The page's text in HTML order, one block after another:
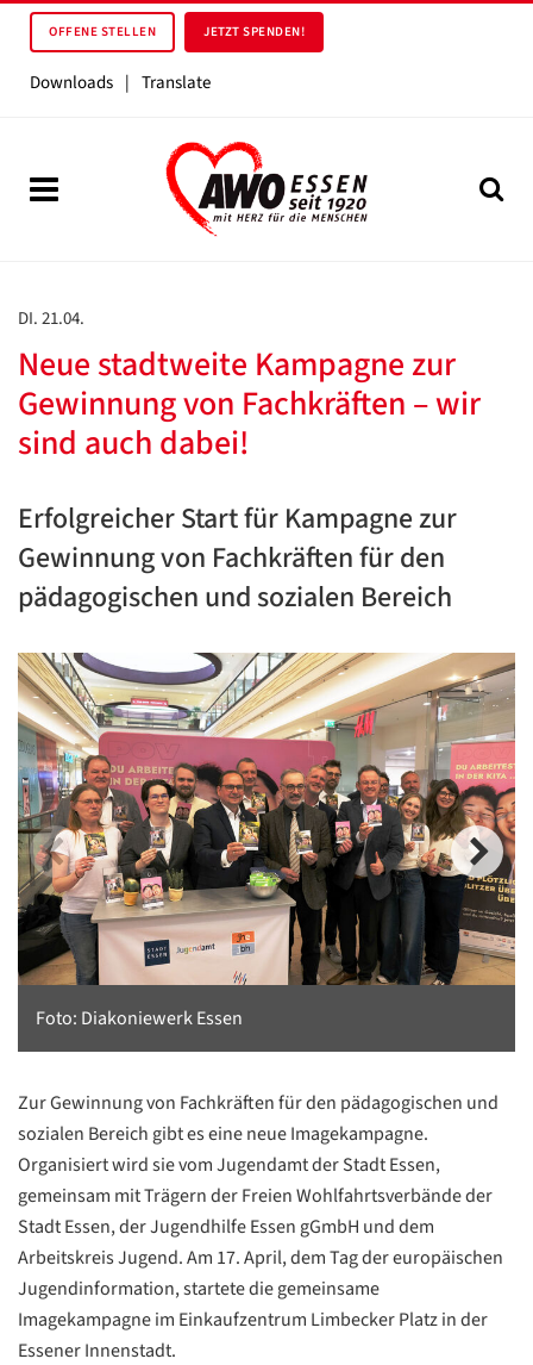
OFFENE STELLEN JETZT SPENDEN!
Downloads | Translate
DI. 21.04.
Neue stadtweite Kampagne zur
Gewinnung von Fachkräften – wir
sind auch dabei!
Erfolgreicher Start für Kampagne zur
Gewinnung von Fachkräften für den
pädagogischen und sozialen Bereich
Foto: Diakoniewerk Essen
Zur Gewinnung von Fachkräften für den pädagogischen und
sozialen Bereich gibt es eine neue Imagekampagne.
Organisiert wird sie vom Jugendamt der Stadt Essen,
gemeinsam mit Trägern der Freien Wohlfahrtsverbände der
Stadt Essen, der Jugendhilfe Essen gGmbH und dem
Arbeitskreis Jugend. Am 17. April, dem Tag der europäischen
Jugendinformation, startete die gemeinsame
Imagekampagne im Einkaufzentrum Limbecker Platz in der
Essener Innenstadt.